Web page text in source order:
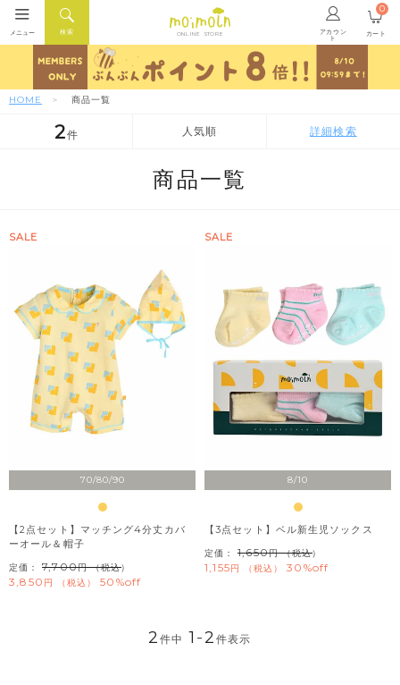
ONLINE STORE アカウン
ト
検索
メニュー カート
0
HOME 商品一覧
人気順
新着順
価格が安い順
2件 詳細検索
商品一覧
70/80/90
SALE
【2点セット】マッチング4分丈カバ
ーオール＆帽子
定価： 7,700 （税込）
3,850 税込 50%off
8/10
SALE
【3点セット】ベル新生児ソックス
定価： 1,650 （税込）
1,155 税込 30%off
2件中 1 -2 件表示